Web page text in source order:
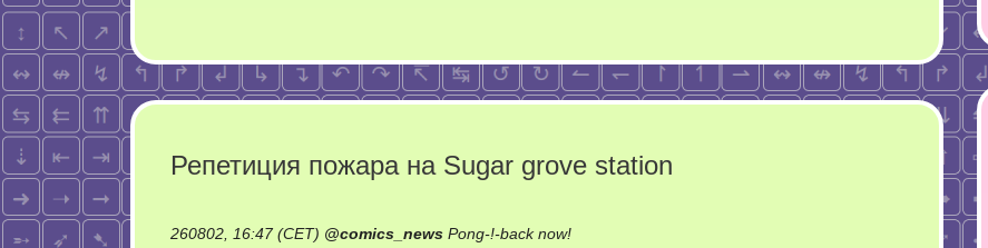
Репетиция пожара на Sugar grove station
260802, 16:47 (CET) @comics_news Pong-!-back now!on